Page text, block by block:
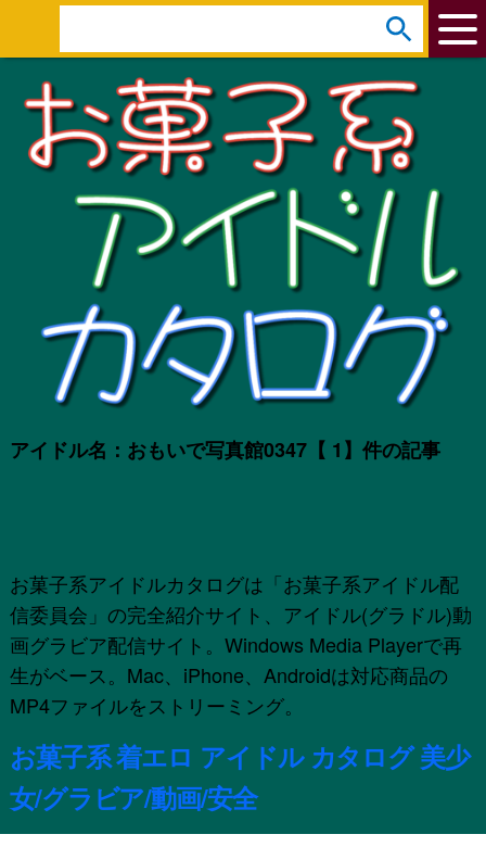
アイドル名：おもいで写真館0347【 1】件の記事
お菓子系アイドルカタログは「お菓子系アイドル配
信委員会」の完全紹介サイト、アイドル(グラドル)動
画グラビア配信サイト。Windows Media Playerで再
生がベース。Mac、iPhone、Androidは対応商品の
MP4ファイルをストリーミング。
お菓子系 着エロ アイドル カタログ 美少
女/グラビア/動画/安全
e
a
r
arrow_circle_down